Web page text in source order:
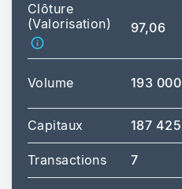
Clôture
(Valorisation)
97,06
Volume 193 000
Capitaux 187 425
Transactions 7